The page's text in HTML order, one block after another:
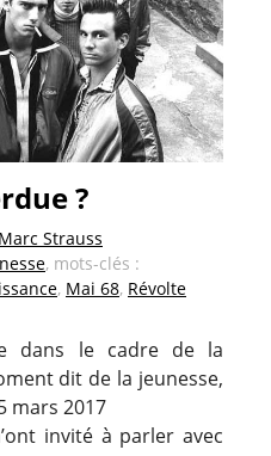
?
Marc Strauss
, mots-clés :
, Mai 68, Révolte
dans le cadre de la
dit de la jeunesse,
mars 2017
invité à parler avec